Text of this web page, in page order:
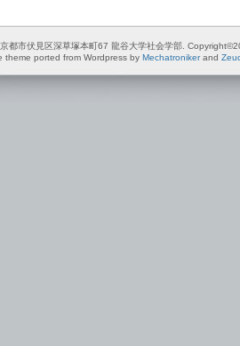
都市伏見区深草塚本町67 龍谷大学社会学部.
theme ported from Wordpress by Mechatronikerand